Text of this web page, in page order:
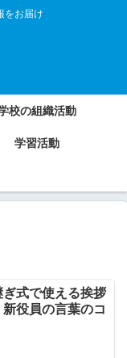
をお届け
校の組織活動
学習活動
式で使える挨拶
役員の言葉のコ